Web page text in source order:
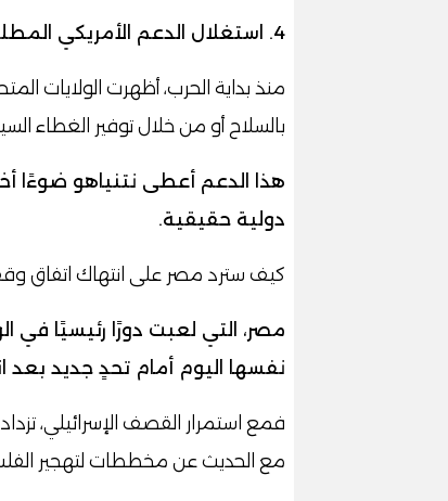
4. استغلال الدعم الأمريكي المطلق
منذ بداية الحرب، أظهرت الولايات
بالسلاح أو من خلال توفير الغطاء
هذا الدعم أعطى نتنياهو ضوءًا
دولية حقيقية.
كيف سترد مصر على انتهاك اتفاق وقف
مصر، التي لعبت دورًا رئيسيًا في
نفسها اليوم أمام تحدٍ جديد بعد
فمع استمرار القصف الإسرائيلي،
مع الحديث عن مخططات لتهجير